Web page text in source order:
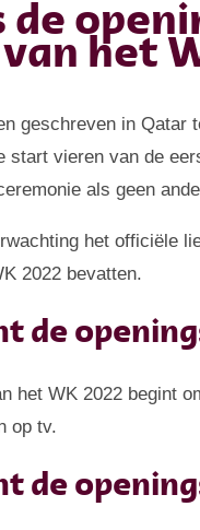
de
het
geschreven in
start vieren van de
als geen
het officiële
2022 bevatten.
de
het WK 2022 begint
op tv.
de